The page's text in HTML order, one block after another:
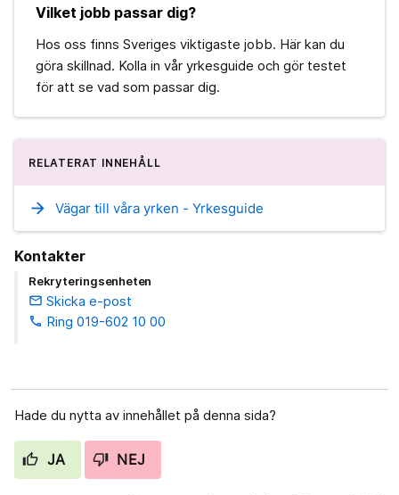
Vilket jobb passar dig?
Hos oss finns Sveriges viktigaste jobb. Här kan du
göra skillnad. Kolla in vår yrkesguide och gör testet
för att se vad som passar dig.
RELATERAT INNEHÅLL
arrow_forward Vägar till våra yrken - Yrkesguide
Kontakter
Rekryteringsenheten
email Skicka e-post
phone Ring 019-602 10 00
Hade du nytta av innehållet på denna sida?
JA NEJ